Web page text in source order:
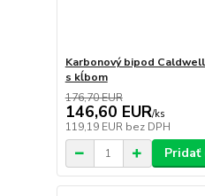
Karbonový bipod
s kĺbom
176,70 EUR
146,60 EUR/ks
119,19 EUR bez DPH
Pridať